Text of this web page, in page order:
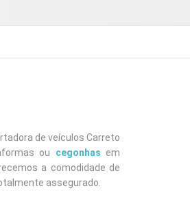
de veículos Carreto
ou cegonhas em
a comodidade de
assegurado.